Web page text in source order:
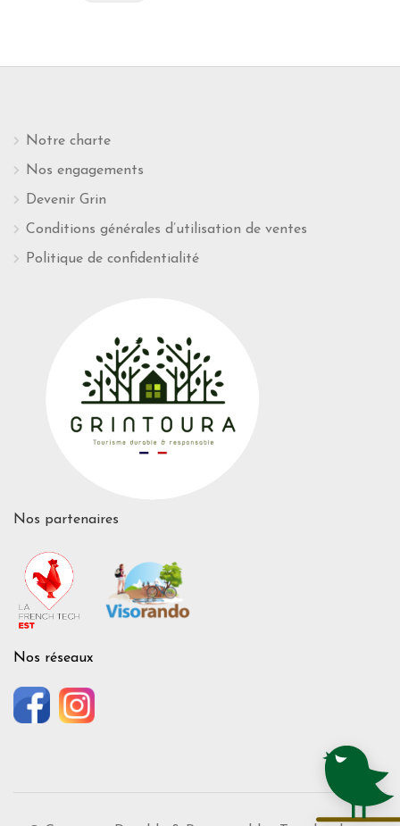
Notre charte
Nos engagements
Devenir Grin
Conditions générales d’utilisation de ventes
Politique de confidentialité
Nos partenaires
Nos réseaux